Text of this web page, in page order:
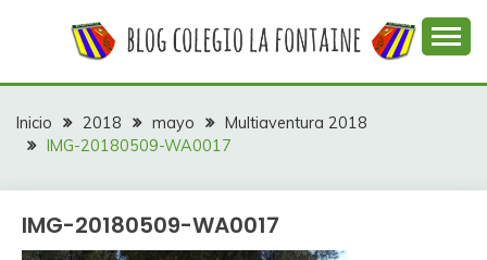
COLEGIO LA
FONTAINE
colegio La Fontaine
Inicio 2018 mayo
Multiaventura 2018
IMG-20180509-WA0017
IMG-20180509-WA0017